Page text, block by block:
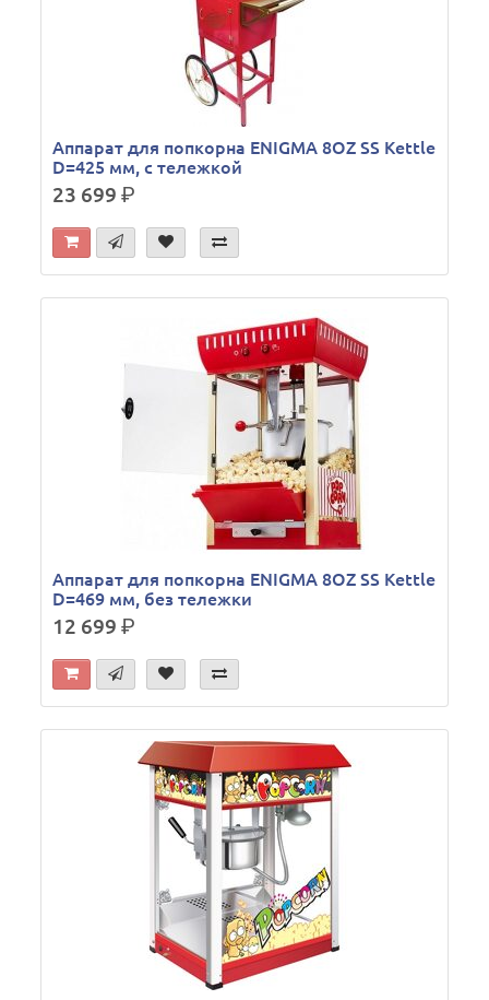
Аппарат для попкорна ENIGMA 8OZ SS Kettle
D=425 мм, с тележкой
23 699р.
Аппарат для попкорна ENIGMA 8OZ SS Kettle
D=469 мм, без тележки
12 699р.